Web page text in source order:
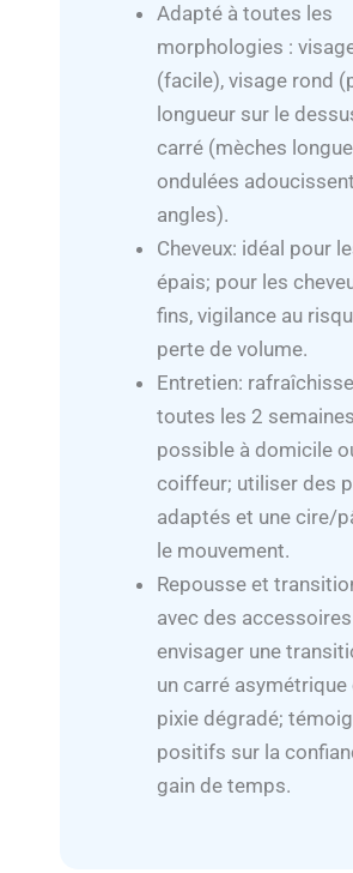
Adapté à toutes les
morphologies :
(facile), visage rond
longueur sur le
carré (mèches
ondulées
angles).
Cheveux: idéal pour
épais; pour les
fins, vigilance au
perte de volume.
Entretien:
toutes les 2
possible à domicile
coiffeur; utiliser des
adaptés et une cire/
le mouvement.
Repousse et
avec des
envisager une
un carré asymétrique
pixie dégradé;
positifs sur la
gain de temps.